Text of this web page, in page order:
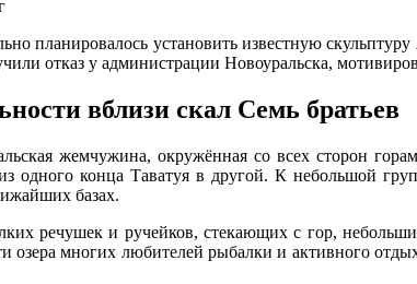
планировалось установить известную
отказ у администрации Новоуральска,
вблизи скал Семь братьев
жемчужина, окружённая со всех сторон
одного конца Таватуя в другой. К небольшой
базах.
речушек и ручейков, стекающих с гор,
озера многих любителей рыбалки и активного